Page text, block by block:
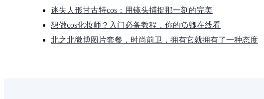
迷失人形甘古特cos：用镜头捕捉那一刻的完美
想做cos化妆师？入门必备教程，你的负卿在线看
北之北微博图片套餐，时尚前卫，拥有它就拥有了一种态度